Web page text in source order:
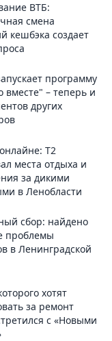
ВТБ:
смена
кешбэка создает
программу
вместе" – теперь и
других
Т2
места отдыха и
за дикими
в Ленобласти
сбор: найдено
проблемы
в Ленинградской
хотят
за ремонт
с «Новыми